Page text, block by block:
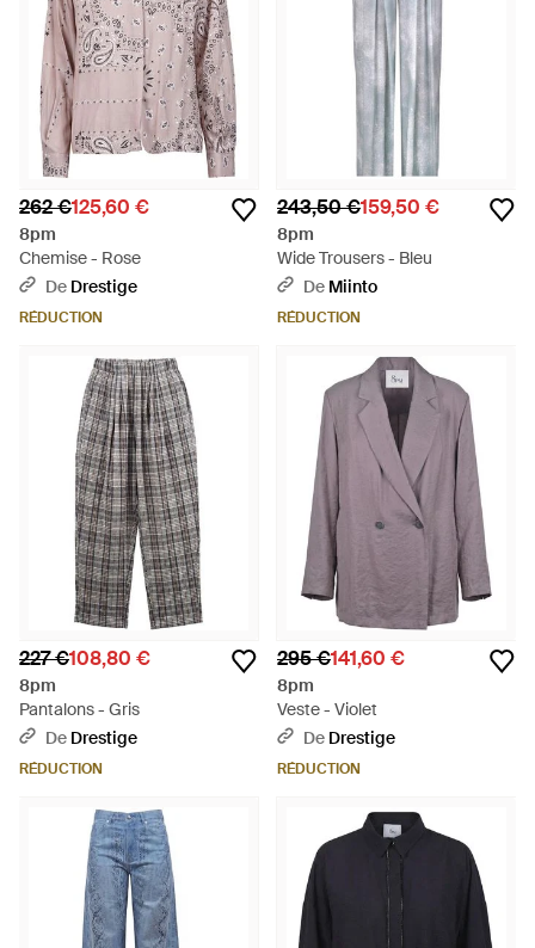
262 €125,60 €
8pm
Chemise - Rose
De Drestige
RÉDUCTION
243,50 €159,50 €
8pm
Wide Trousers - Bleu
De Miinto
RÉDUCTION
227 €108,80 €
8pm
Pantalons - Gris
De Drestige
RÉDUCTION
295 €141,60 €
8pm
Veste - Violet
De Drestige
RÉDUCTION